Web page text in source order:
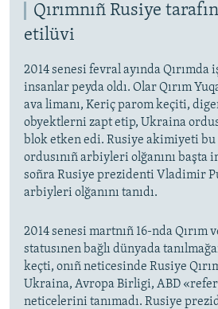
Qırımnıñ Rusiye
etilüvi
2014 senesi fevral ayında Qırımda
insanlar peyda oldı. Olar Qırım
ava limanı, Keriç parom keçiti,
obyektlerni zapt etip, Ukraina
blok etken edi. Rusiye akimiyeti bu
ordusınıñ arbiyleri olğanını başta
soñra Rusiye prezidenti Vladimir
arbiyleri olğanını tanıdı.
2014 senesi martnıñ 16-nda Qırım
statusınen bağlı dünyada
keçti, onıñ neticesinde Rusiye
Ukraina, Avropa Birligi, ABD
neticelerini tanımadı. Rusiye